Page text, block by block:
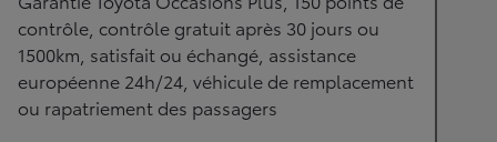
contrôle, contrôle gratuit après 30 jours ou
1500km, satisfait ou échangé, assistance
européenne 24h/24, véhicule de remplacement
ou rapatriement des passagers